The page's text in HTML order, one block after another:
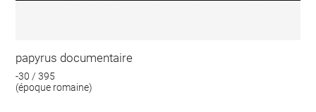
papyrus documentaire
-30 / 395
(époque romaine)